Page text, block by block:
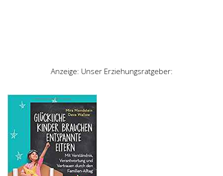
Anzeige: Unser Erziehungsratgeber: